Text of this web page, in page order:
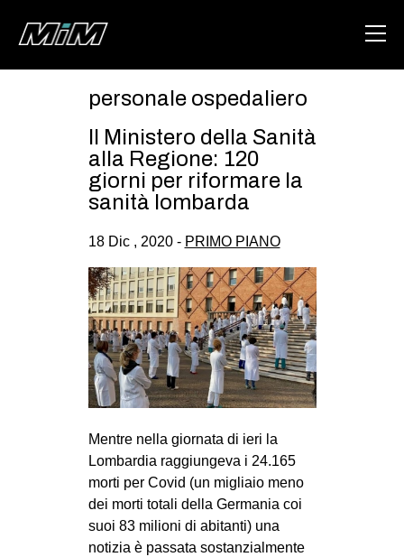
HOME
ABOUT
AREA
CSOA LAMBRETTA
MSM
STUDENTI TSUNAMI
ZAM
MOBILITAZIONI
SPAZI
SPORT POPOLARE
MOVIMENTI
personale ospedaliero
Il Ministero della Sanità
alla Regione: 120
giorni per riformare la
sanità lombarda
18 Dic , 2020 - PRIMO PIANO
Mentre nella giornata di ieri la
Lombardia raggiungeva i 24.165
morti per Covid (un migliaio meno
dei morti totali della Germania coi
suoi 83 milioni di abitanti) una
notizia è passata sostanzialmente